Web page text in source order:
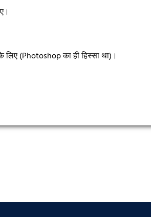
(Photoshop का ही हिस्सा था)।